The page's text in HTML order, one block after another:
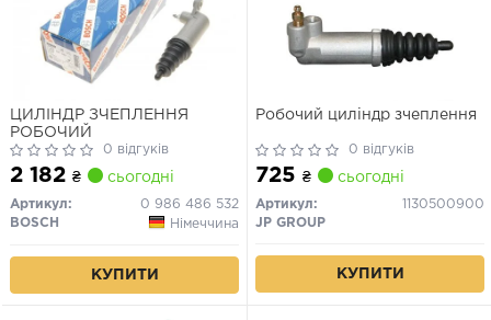
ЦИЛІНДР ЗЧЕПЛЕННЯ
РОБОЧИЙ
0 відгуків
2 182 ₴ сьогодні
Артикул:
0 986 486 532
BOSCH
Німеччина
КУПИТИ
Робочий циліндр зчеплення
0 відгуків
725 ₴ сьогодні
Артикул:
1130500900
JP GROUP
КУПИТИ